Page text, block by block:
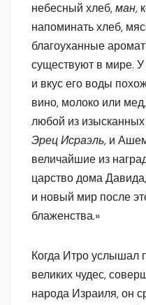
небесный хлеб,ман,
напоминать хлеб,
благоуханные
существуют в мире.
и вкус его воды
вино, молоко или
любой из
Эрец Исраэль, и
величайшие из
царство дома
и новый мир после
блаженства.»
Когда Итро услышал
великих чудес,
народа Израиля, он